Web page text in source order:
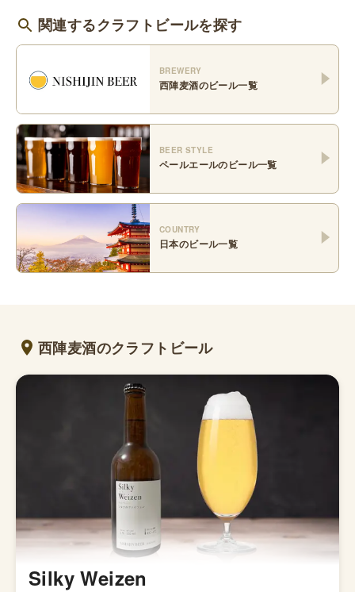
関連するクラフトビールを探す
BREWERY
西陣麦酒のビール一覧
BEER STYLE
ペールエールのビール一覧
COUNTRY
日本のビール一覧
西陣麦酒のクラフトビール
Silky Weizen